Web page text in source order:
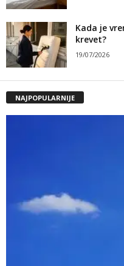
Kada je
krevet?
19/07/2026
NAJPOPULARNIJE